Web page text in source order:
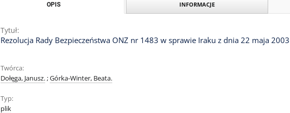
OPIS INFORMACJE
Tytuł:
Rezolucja Rady Bezpieczeństwa ONZ nr 1483 w sprawie Iraku z dnia 22 maja
Twórca:
Dołęga, Janusz.;Górka-Winter, Beata.
Typ:
plik